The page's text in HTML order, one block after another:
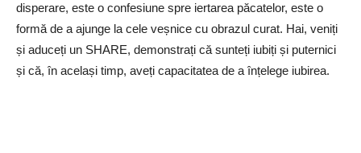
disperare, este o confesiune spre iertarea păcatelor, este o
formă de a ajunge la cele veșnice cu obrazul curat. Hai, veniți
și aduceți un SHARE, demonstrați că sunteți iubiți și puternici
și că, în același timp, aveți capacitatea de a înțelege iubirea.